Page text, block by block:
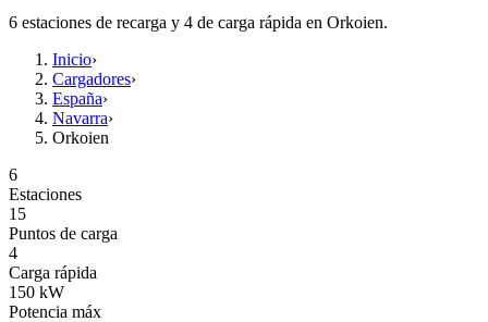
6 estaciones de recarga y 4 de carga rápida en Orkoien.
Inicio›
Cargadores›
España›
Navarra›
Orkoien
6
Estaciones
15
Puntos de carga
4
Carga rápida
150 kW
Potencia máx